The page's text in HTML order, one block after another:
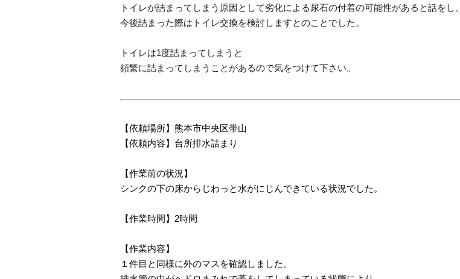
トイレが詰まってしまう原因として劣化による尿石の付着の可能性があると話をし、
今後詰まった際はトイレ交換を検討しますとのことでした。
トイレは1度詰まってしまうと
頻繁に詰まってしまうことがあるので気をつけて下さい。
【依頼場所】熊本市中央区帯山
【依頼内容】台所排水詰まり
【作業前の状況】
シンクの下の床からじわっと水がにじんできている状況でした。
【作業時間】2時間
【作業内容】
１件目と同様に外のマスを確認しました。